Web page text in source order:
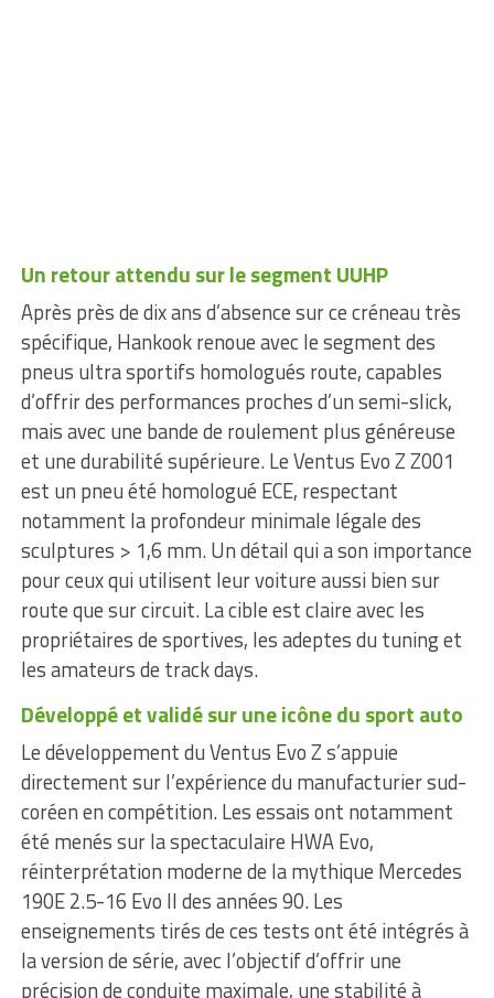
Un retour attendu sur le segment UUHP
Après près de dix ans d’absence sur ce créneau très
spécifique, Hankook renoue avec le segment des
pneus ultra sportifs homologués route, capables
d’offrir des performances proches d’un semi-slick,
mais avec une bande de roulement plus généreuse
et une durabilité supérieure. Le Ventus Evo Z Z001
est un pneu été homologué ECE, respectant
notamment la profondeur minimale légale des
sculptures > 1,6 mm. Un détail qui a son importance
pour ceux qui utilisent leur voiture aussi bien sur
route que sur circuit. La cible est claire avec les
propriétaires de sportives, les adeptes du tuning et
les amateurs de track days.
Développé et validé sur une icône du sport auto
Le développement du Ventus Evo Z s’appuie
directement sur l’expérience du manufacturier sud-
coréen en compétition. Les essais ont notamment
été menés sur la spectaculaire HWA Evo,
réinterprétation moderne de la mythique Mercedes
190E 2.5-16 Evo II des années 90. Les
enseignements tirés de ces tests ont été intégrés à
la version de série, avec l’objectif d’offrir une
précision de conduite maximale, une stabilité à